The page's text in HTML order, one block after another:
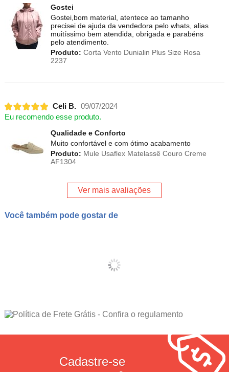
Gostei
Gostei,bom material, atentece ao tamanho
precisei de ajuda da vendedora pelo whats, alias
muitíssimo bem atendida, obrigada e parabéns
pelo atendimento.
Produto: Corta Vento Dunialin Plus Size Rosa
2237
Celi B. 09/07/2024
Eu recomendo esse produto.
Qualidade e Conforto
Muito confortável e com ótimo acabamento
Produto: Mule Usaflex Matelassê Couro Creme
AF1304
Ver mais avaliações
Você também pode gostar de
Cadastre-se